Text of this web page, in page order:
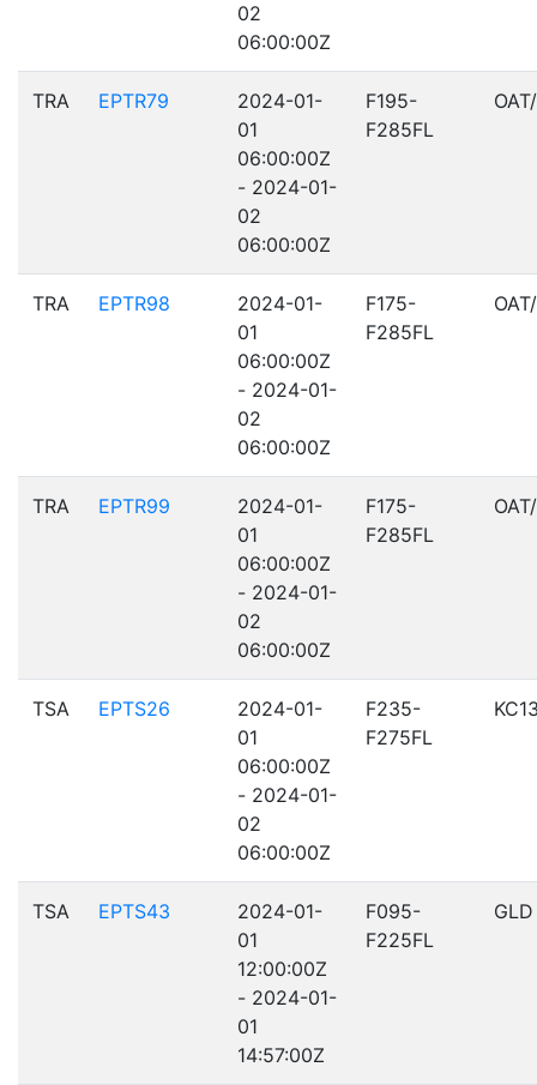
02
06:00:00Z
TRA EPTR79
2024-01-
01
06:00:00Z
- 2024-01-
02
06:00:00Z
F195-
F285FL
TRA EPTR98
2024-01-
01
06:00:00Z
- 2024-01-
02
06:00:00Z
F175-
F285FL
TRA EPTR99
2024-01-
01
06:00:00Z
- 2024-01-
02
06:00:00Z
F175-
F285FL
TSA EPTS26
2024-01-
01
06:00:00Z
- 2024-01-
02
06:00:00Z
F235-
F275FL
TSA EPTS43
2024-01-
01
12:00:00Z
- 2024-01-
01
14:57:00Z
F095-
F225FL
GLD